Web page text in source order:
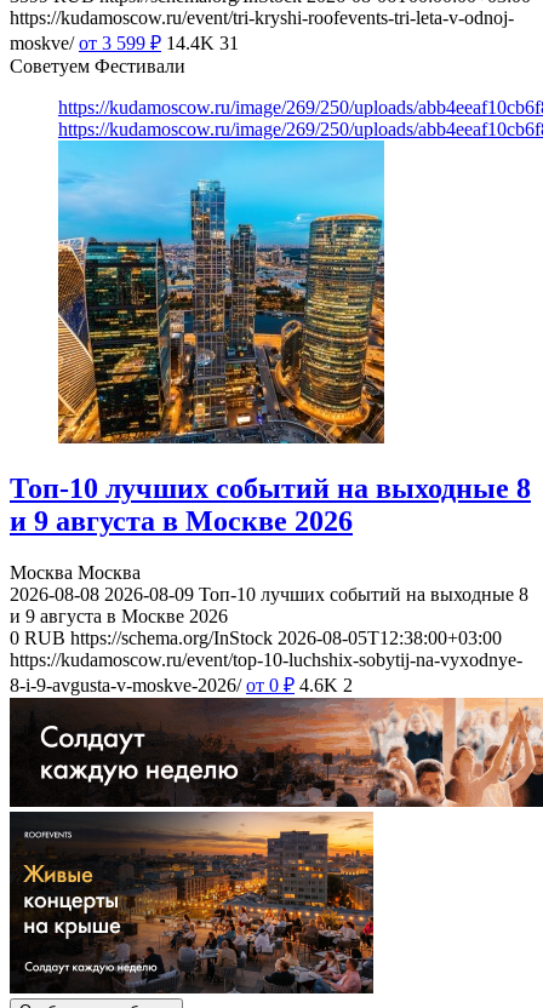
https://kudamoscow.ru/event/tri-kryshi-roofevents-tri-leta-v-odnoj-
moskve/ от 3 599 ₽ 14.4K 31
Советуем Фестивали
https://kudamoscow.ru/image/269/250/uploads/
https://kudamoscow.ru/image/269/250/uploads/
Топ-10 лучших событий на выходные 8
и 9 августа в Москве 2026
Москва Москва
2026-08-08 2026-08-09 Топ-10 лучших событий на выходные 8
и 9 августа в Москве 2026
0 RUB https://schema.org/InStock 2026-08-05T12:38:00+03:00
https://kudamoscow.ru/event/top-10-luchshix-sobytij-na-vyxodnye-
8-i-9-avgusta-v-moskve-2026/ от 0 ₽ 4.6K 2